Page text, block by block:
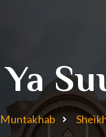
Muntakhab